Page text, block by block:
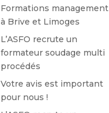
Formations management
à Brive et Limoges
L’ASFO recrute un
formateur soudage multi
procédés
Votre avis est important
pour nous !